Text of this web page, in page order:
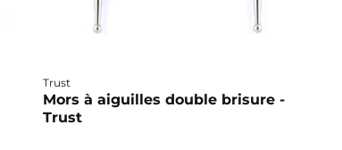
Trust
Mors à aiguilles double brisure -
Trust